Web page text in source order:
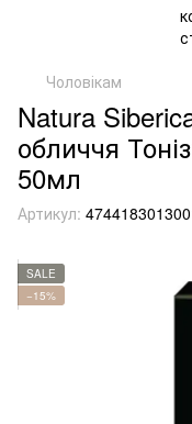
Чоловікам
Natura
обличчя
50мл
Артикул:
SALE
−15%